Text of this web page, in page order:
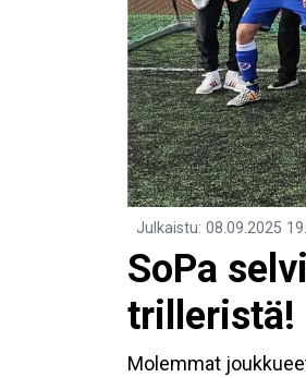
Julkaistu: 08.09.2025
​SoPa
trilleristä!
Molemmat